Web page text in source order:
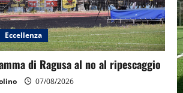
Eccellenza
di Ragusa al no al ripescaggio
07/08/2026